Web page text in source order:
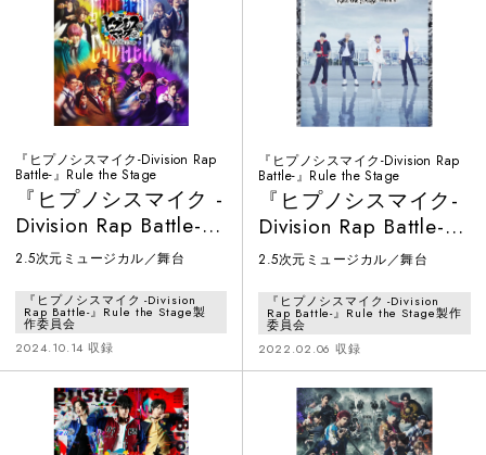
『ヒプノシスマイク-Division Rap
Battle-』Rule the Stage
『ヒプノシスマイク -
Division Rap Battle-』
Rule the Stage -
2.5次元ミュージカル／舞台
『ヒプノシスマイク -Division
Rap Battle-』Rule the Stage製
作委員会
2024.10.14 収録
『ヒプノシスマイク-Division Rap
Battle-』Rule the Stage
『ヒプノシスマイク-
Division Rap Battle-』
Rule the Stage -
2.5次元ミュージカル／舞台
『ヒプノシスマイク -Division
Rap Battle-』Rule the Stage製作
委員会
2022.02.06 収録